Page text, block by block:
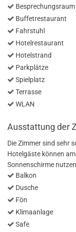
Besprechungsraum
Buffetrestaurant
Fahrstuhl
Hotelrestaurant
Hotelstrand
Parkplätze
Spielplatz
Terrasse
WLAN
Ausstattung der
Die Zimmer sind sehr
Hotelgäste können
Sonnenschirme
Balkon
Dusche
Fön
Klimaanlage
Safe